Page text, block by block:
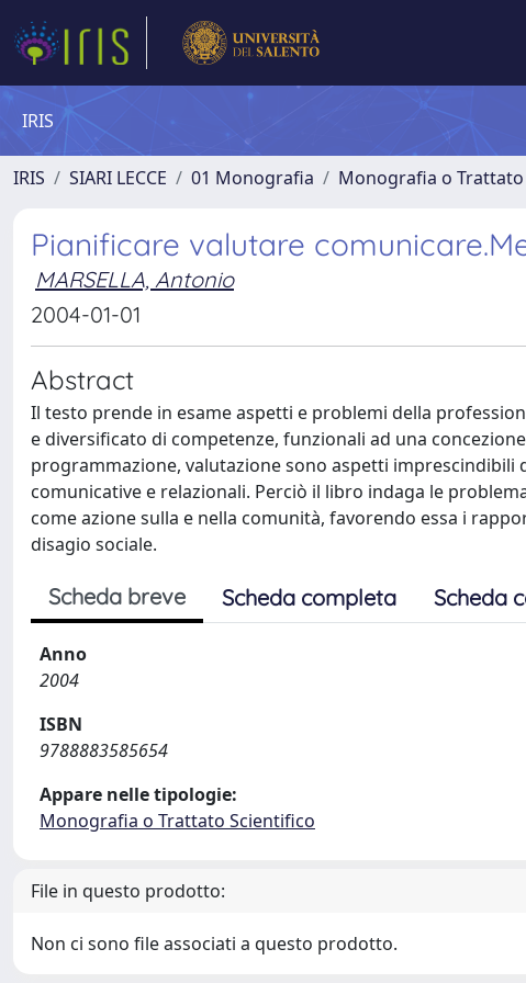
IRIS
IRIS SIARI LECCE 01 Monografia Monografia o
Pianificare valutare
MARSELLA, Antonio
2004-01-01
Abstract
Il testo prende in esame aspetti e problemi della
e diversificato di competenze, funzionali ad una
programmazione, valutazione sono aspetti imprescindibili
comunicative e relazionali. Perciò il libro indaga le
come azione sulla e nella comunità, favorendo essa i
disagio sociale.
Scheda breve Scheda completa Scheda
Anno
2004
ISBN
9788883585654
Appare nelle tipologie:
Monografia o Trattato Scientifico
File in questo prodotto:
Non ci sono file associati a questo prodotto.